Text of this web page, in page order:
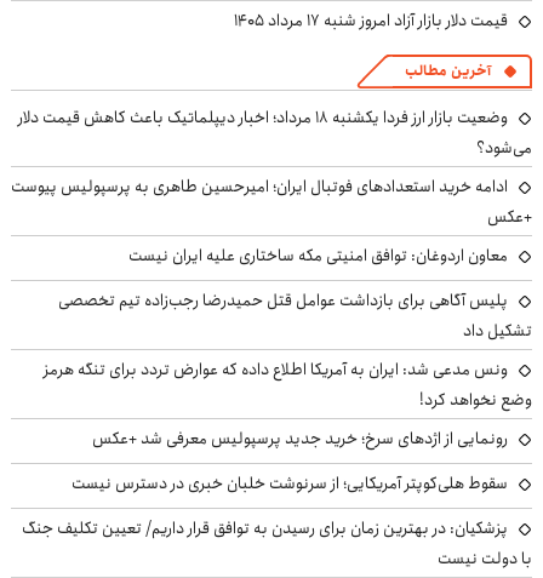
قیمت دلار بازار آزاد امروز شنبه ۱۷ مرداد ۱۴۰۵
آخرین مطالب
وضعیت بازار ارز فردا یکشنبه ۱۸ مرداد؛ اخبار دیپلماتیک باعث کاهش قیمت دلار
می‌شود؟
ادامه خرید استعدادهای فوتبال ایران؛ امیرحسین طاهری به پرسپولیس پیوست
+عکس
معاون اردوغان: توافق امنیتی مکه ساختاری علیه ایران نیست
پلیس آگاهی برای بازداشت عوامل قتل حمیدرضا رجب‌زاده تیم تخصصی
تشکیل داد
ونس مدعی شد: ایران به آمریکا اطلاع داده که عوارض تردد برای تنگه هرمز
وضع نخواهد کرد!
رونمایی از اژدهای سرخ؛ خرید جدید پرسپولیس معرفی شد +عکس
سقوط هلی‌کوپتر آمریکایی؛ از سرنوشت خلبان خبری در دسترس نیست
پزشکیان‌: در بهترین زمان برای رسیدن به توافق قرار داریم/ تعیین تکلیف جنگ
با دولت نیست